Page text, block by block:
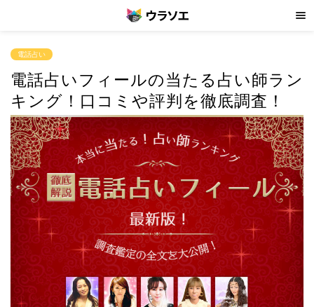
電話占い
電話占いフィールの当たる占い師ラン
キング！口コミや評判を徹底調査！